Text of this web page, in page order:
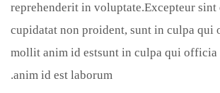
reprehenderit in voluptate.Excepteur sint
cupidatat non proident, sunt in culpa qui
mollit anim id estsunt in culpa qui
anim id est laborum.